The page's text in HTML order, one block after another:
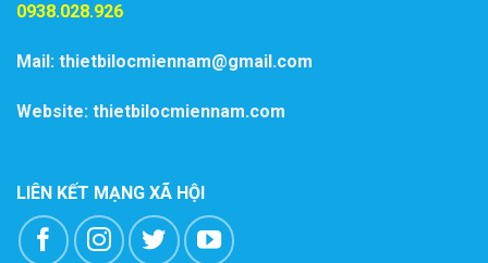
0938.028.926
Mail: thietbilocmiennam@gmail.com
Website: thietbilocmiennam.com
LIÊN KẾT MẠNG XÃ HỘI